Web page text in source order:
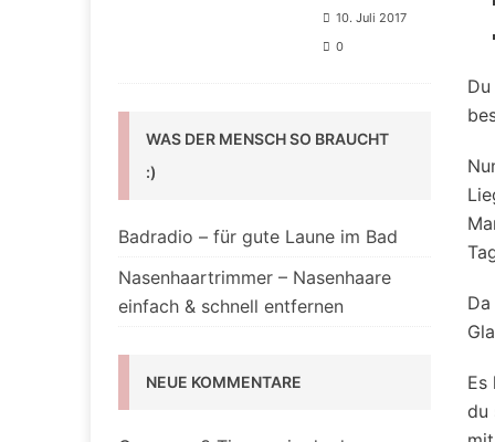
Es
du
10. Juli 2017
0
WAS DER MENSCH SO BRAUCHT
:)
Badradio – für gute Laune im Bad
Nasenhaartrimmer – Nasenhaare
einfach & schnell entfernen
NEUE KOMMENTARE